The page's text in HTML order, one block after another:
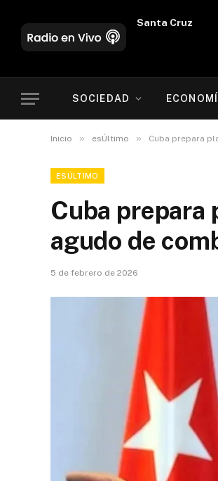
Oruro
SOCIEDAD
Inicio » esÚltimo » Cuba prepara
ESÚLTIMO
Cuba prepara
agudo de
5 de febrero de 2026